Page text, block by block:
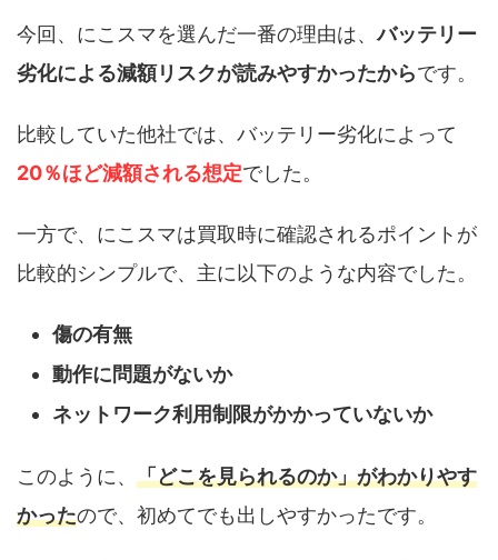
今回、にこスマを選んだ一番の理由は、バッテリー
劣化による減額リスクが読みやすかったからです。
比較していた他社では、バッテリー劣化によって
20％ほど減額される想定でした。
一方で、にこスマは買取時に確認されるポイントが
比較的シンプルで、主に以下のような内容でした。
傷の有無
動作に問題がないか
ネットワーク利用制限がかかっていないか
このように、 「どこを見られるのか」がわかりやす
かったので、初めてでも出しやすかったです。